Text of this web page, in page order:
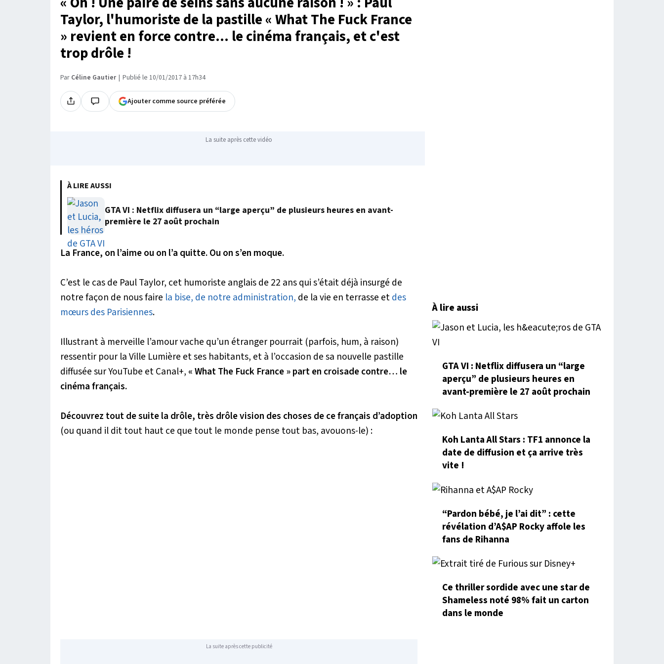
Taylor, l'humoriste de la pastille « What The Fuck France
» revient en force contre... le cinéma français, et c'est
trop drôle !
Par Céline Gautier Publié le 10/01/2017 à 17h34
Ajouter comme source préférée
La suite après cette vidéo
À LIRE AUSSI
GTA VI : Netflix diffusera un “large aperçu” de plusieurs heures en avant-
première le 27 août prochain
La France, on l’aime ou on l’a quitte. Ou on s’en moque.
C’est le cas de Paul Taylor, cet humoriste anglais de 22 ans qui s’était déjà insurgé de
notre façon de nous faire la bise, de notre administration, de la vie en terrasse etdes
mœurs des Parisiennes.
Illustrant à merveille l’amour vache qu’un étranger pourrait (parfois, hum, à raison)
ressentir pour la Ville Lumière et ses habitants, et à l’occasion de sa nouvelle pastille
diffusée sur YouTube et Canal+, « What The Fuck France » part en croisade contre… le
cinéma français.
Découvrez tout de suite la drôle, très drôle vision des choses de ce français d’adoption
(ou quand il dit tout haut ce que tout le monde pense tout bas, avouons-le) :
La suite après cette publicité
À lire aussi
GTA VI : Netflix diffusera un “large
aperçu” de plusieurs heures en
avant-première le 27 août prochain
Koh Lanta All Stars : TF1 annonce la
date de diffusion et ça arrive très
vite !
“Pardon bébé, je l’ai dit” : cette
révélation d’A$AP Rocky affole les
fans de Rihanna
Ce thriller sordide avec une star de
Shameless noté 98% fait un carton
dans le monde